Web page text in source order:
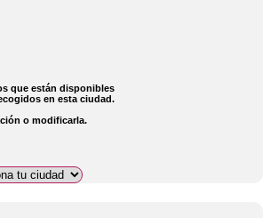
que están disponibles
en esta ciudad.
o modificarla.